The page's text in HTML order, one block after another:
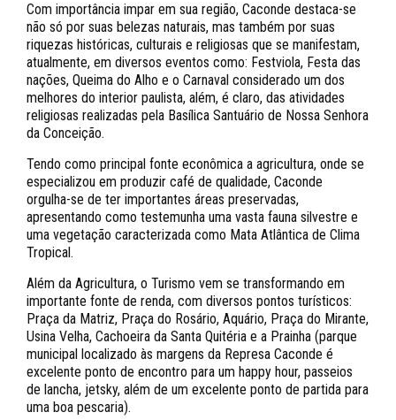
Com importância impar em sua região, Caconde destaca-se
não só por suas belezas naturais, mas também por suas
riquezas históricas, culturais e religiosas que se manifestam,
atualmente, em diversos eventos como: Festviola, Festa das
nações, Queima do Alho e o Carnaval considerado um dos
melhores do interior paulista, além, é claro, das atividades
religiosas realizadas pela Basílica Santuário de Nossa Senhora
da Conceição.
Tendo como principal fonte econômica a agricultura, onde se
especializou em produzir café de qualidade, Caconde
orgulha-se de ter importantes áreas preservadas,
apresentando como testemunha uma vasta fauna silvestre e
uma vegetação caracterizada como Mata Atlântica de Clima
Tropical.
Além da Agricultura, o Turismo vem se transformando em
importante fonte de renda, com diversos pontos turísticos:
Praça da Matriz, Praça do Rosário, Aquário, Praça do Mirante,
Usina Velha, Cachoeira da Santa Quitéria e a Prainha (parque
municipal localizado às margens da Represa Caconde é
excelente ponto de encontro para um happy hour, passeios
de lancha, jetsky, além de um excelente ponto de partida para
uma boa pescaria).